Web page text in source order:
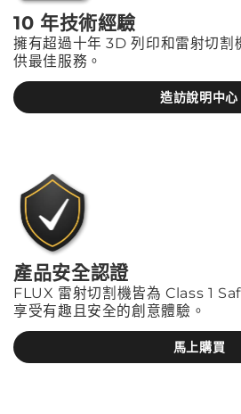
10 年技術經驗
擁有超過十年 3D 列印和雷射切割
供最佳服務。
造訪說明中心
產品安全認證
FLUX 雷射切割機皆為 Class 1
享受有趣且安全的創意體驗。
馬上購買